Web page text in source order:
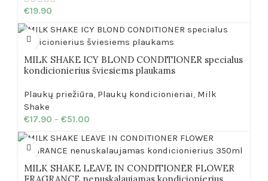
€19.90
MILK SHAKE ICY BLOND CONDITIONER specialus
kondicionierius šviesiems plaukams
Plaukų priežiūra, Plaukų kondicionieriai, Milk
Shake
€17.90 – €51.00
MILK SHAKE LEAVE IN CONDITIONER FLOWER